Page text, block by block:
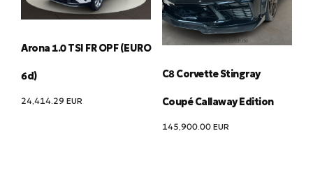
Arona 1.0 TSI FR OPF (EURO
6d)
24,414.29 EUR
C8 Corvette Stingray
Coupé Callaway Edition
145,900.00 EUR